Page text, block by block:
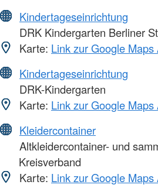
Kindertageseinrichtung
DRK Kindergarten Berliner
Karte: Link zur Google Maps
Kindertageseinrichtung
DRK-Kindergarten
Karte: Link zur Google Maps
Kleidercontainer
Altkleidercontainer- und
Kreisverband
Karte: Link zur Google Maps